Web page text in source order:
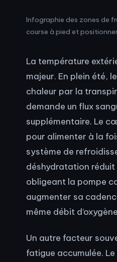
Infographie des zones de
course à pied et
La température
majeur. En plein été,
chaleur par la
demande un flux
supplémentaire. Le
pour alimenter à la
système de
déshydratation réduit
obligeant la pompe
augmenter sa
même débit
Un autre facteur
fatigue accumulée.